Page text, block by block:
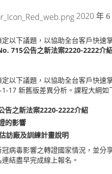
2020 年
以下議題，以協助全台客戶快速
715公告之新法案2220-2222介
以下議題，以協助全台客戶快速
17 新舊版差異分析。課程大綱如
告之新法案2220-2222介紹
的影響
訪廠及訓練計畫說明
病毒影響之轉證國家情況，並分
結盡早完成線上報名 。